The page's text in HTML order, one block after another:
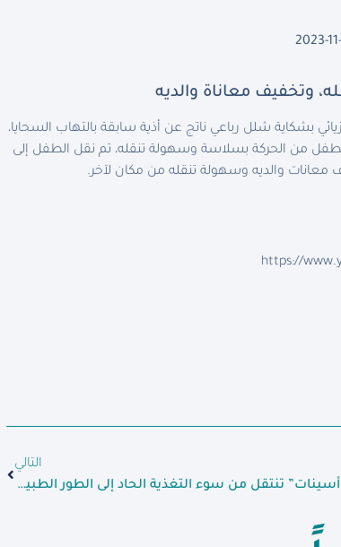
2023-
وتخفيف معاناة والديه
بشكاية شلل رباعي ناتج عن أذية سابقة بالتهاب السحايا،
من الحركة بسلاسة وسهولة تنقله، تم نقل الطفل إلى
والديه وسهولة تنقله من مكان لآخر.
https://
التالي
الطفلة “أسينات” تنتقل من سوء التغذية الحاد إلى الطور الطبيعي بعد عدة شهور من العلاج والمتابعة.